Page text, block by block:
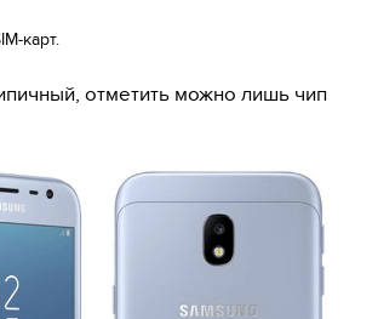
карт.
отметить можно лишь чип